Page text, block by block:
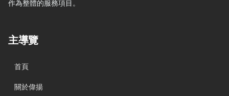
作為整體的服務項目。
主導覽
首頁
關於偉揚